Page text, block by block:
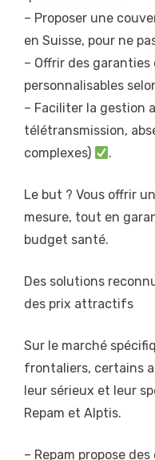
– Proposer une
en Suisse, pour ne
– Offrir des
personnalisables
– Faciliter la gestion
télétransmission,
complexes)
.
Le but ? Vous offrir
mesure, tout en
budget santé.
Des solutions
des prix attractifs
Sur le marché
frontaliers, certains
leur sérieux et leur
Repam et Alptis.
– Repam propose